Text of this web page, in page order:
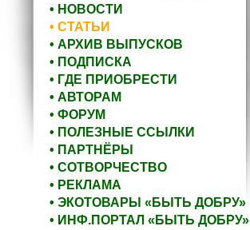
• НОВОСТИ
• СТАТЬИ
• АРХИВ ВЫПУСКОВ
• ПОДПИСКА
• ГДЕ ПРИОБРЕСТИ
• АВТОРАМ
• ФОРУМ
• ПОЛЕЗНЫЕ ССЫЛКИ
• ПАРТНЁРЫ
• СОТВОРЧЕСТВО
• РЕКЛАМА
• ЭКОТОВАРЫ «БЫТЬ ДОБРУ»
• ИНФ.ПОРТАЛ «БЫТЬ ДОБРУ»